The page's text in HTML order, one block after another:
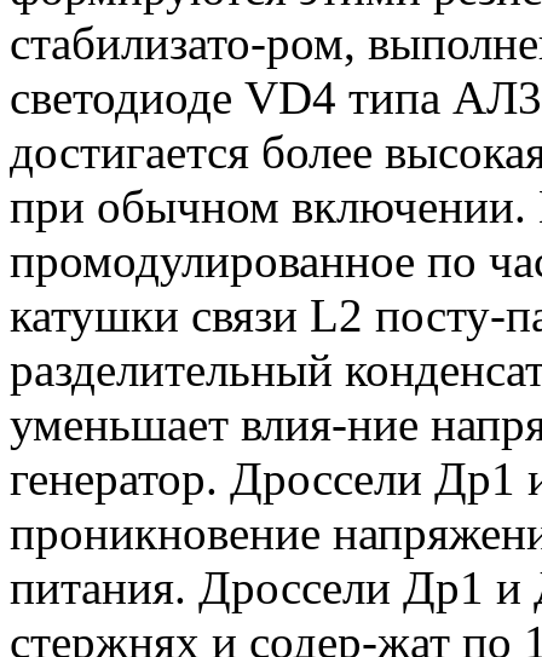
стабилизато-ром,
светодиоде VD4 типа
достигается более
при обычном включении.
промодулированное по
катушки связи L2 посту-
разделительный
уменьшает влия-ние
генератор. Дроссели
проникновение
питания. Дроссели Др1
стержнях и содер-жат